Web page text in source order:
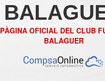
PÀGINA OFICIAL DEL CLUB
BALAGUER